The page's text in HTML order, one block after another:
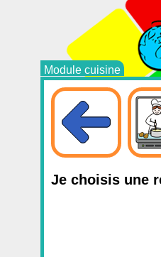
Module cuisine
Je choisis une